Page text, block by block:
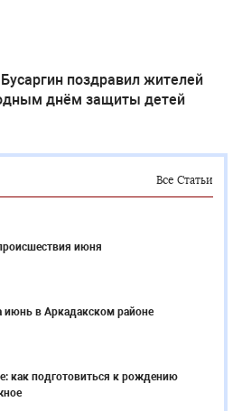
поздравил жителей
днём защиты детей
Все Статьи
июня
июнь в Аркадакском районе
как подготовиться к рождению